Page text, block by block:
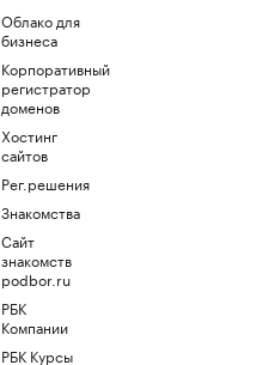
Облако для
бизнеса
Корпоративный
регистратор
доменов
Хостинг
сайтов
Рег.решения
Знакомства
Сайт
знакомств
podbor.ru
РБК
Компании
РБК Курсы